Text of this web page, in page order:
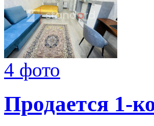
4 фото
Продается 1-